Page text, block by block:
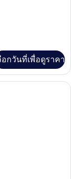
อกวันที่เพื่อดูราคา
องนอนระดับพรีเมียม,